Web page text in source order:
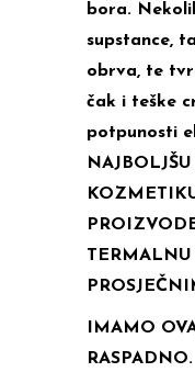
bora.
supstance,
obrva, te
čak i teške
potpunosti
IMAMO
RASPADNO.